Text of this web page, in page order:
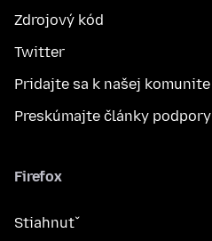
Zdrojový kód
Twitter
Pridajte sa k našej komunite
Preskúmajte články podpory
Firefox
Stiahnuť